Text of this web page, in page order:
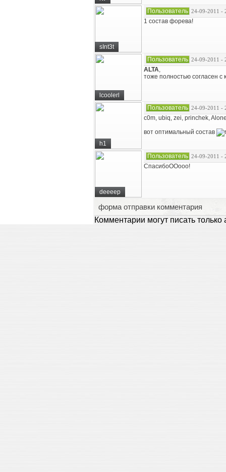
sInt3t
Пользователь 24-09-2011 -
1 состав форева!
lcoolerl
Пользователь 24-09-2011 -
ALTA,
тоже полностью согласен с
h1
Пользователь 24-09-2011 -
c0m, ubiq, zei, princhek,
вот оптимальный состав
deeeep
Пользователь 24-09-2011 -
СпасибоООооо!
форма отправки комментария
Комментарии могут писать